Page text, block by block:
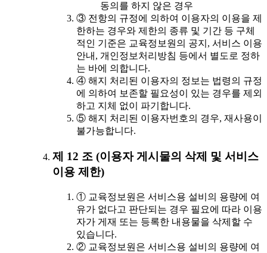
동의를 하지 않은 경우
③ 전항의 규정에 의하여 이용자의 이용을 제
한하는 경우와 제한의 종류 및 기간 등 구체
적인 기준은 교육정보원의 공지, 서비스 이용
안내, 개인정보처리방침 등에서 별도로 정하
는 바에 의합니다.
④ 해지 처리된 이용자의 정보는 법령의 규정
에 의하여 보존할 필요성이 있는 경우를 제외
하고 지체 없이 파기합니다.
⑤ 해지 처리된 이용자번호의 경우, 재사용이
불가능합니다.
제 12 조 (이용자 게시물의 삭제 및 서비스
이용 제한)
① 교육정보원은 서비스용 설비의 용량에 여
유가 없다고 판단되는 경우 필요에 따라 이용
자가 게재 또는 등록한 내용물을 삭제할 수
있습니다.
② 교육정보원은 서비스용 설비의 용량에 여